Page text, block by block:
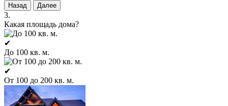
Назад Далее
3.
Какая площадь дома?
✔
До 100 кв. м.
✔
От 100 до 200 кв. м.